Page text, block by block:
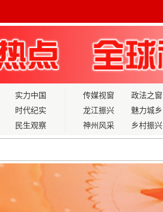
实力中国
时代纪实
民生观察
传媒视窗 政法之窗
龙江振兴
魅力城乡
神州风采
乡村振兴
从浙江上虞青梅科技文化小院看农业